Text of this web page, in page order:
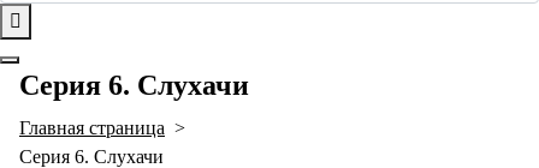
Серия 6. Слухачи
Главная страница >
Серия 6. Слухачи